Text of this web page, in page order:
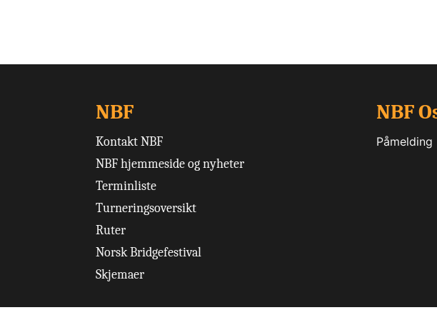
NBF
Kontakt NBF
NBF hjemmeside og nyheter
Terminliste
Turneringsoversikt
Ruter
Norsk Bridgefestival
Skjemaer
NBF
Påmelding